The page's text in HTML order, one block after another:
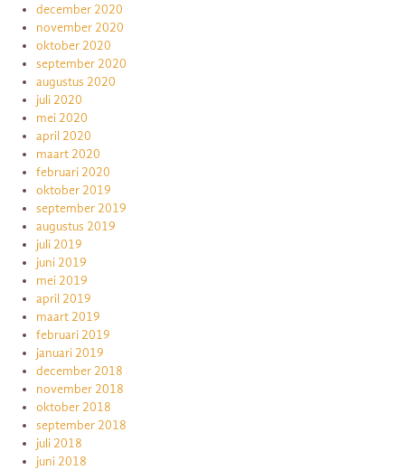
december 2020
november 2020
oktober 2020
september 2020
augustus 2020
juli 2020
mei 2020
april 2020
maart 2020
februari 2020
oktober 2019
september 2019
augustus 2019
juli 2019
juni 2019
mei 2019
april 2019
maart 2019
februari 2019
januari 2019
december 2018
november 2018
oktober 2018
september 2018
juli 2018
juni 2018